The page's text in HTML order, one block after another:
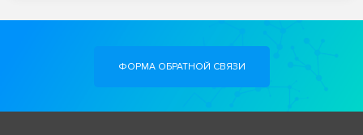
ФОРМА ОБРАТНОЙ СВЯЗИ